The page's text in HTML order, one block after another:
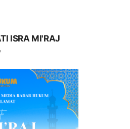
ISRA MI'RAJ